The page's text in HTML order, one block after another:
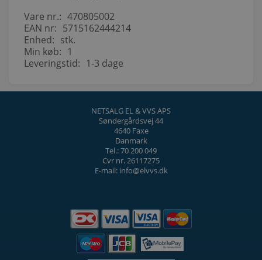
Vare nr.: 470805002
EAN nr: 5715162444214
Enhed: stk.
Min køb: 1
Leveringstid: 1-3 dage
NETSALG EL & VVS APS
Søndergårdsvej 44
4640 Faxe
Danmark
Tel.: 70 200 049
Cvr nr. 26117275
E-mail: info@elvvs.dk